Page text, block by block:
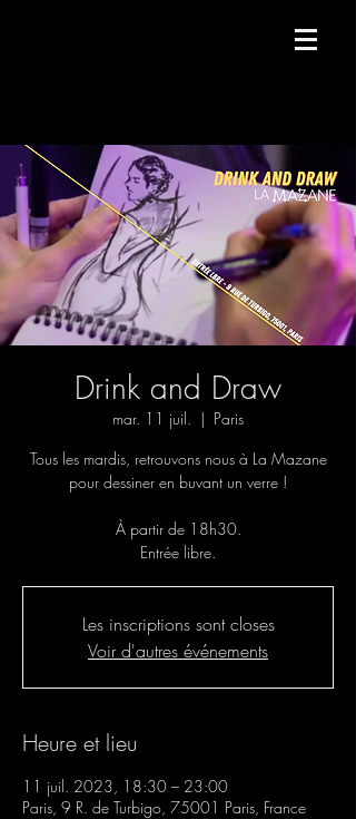
Drink and Draw
mar. 11 juil.
  |
Paris
Tous les mardis, retrouvons nous à La Mazane
pour dessiner en buvant un verre !
À partir de 18h30.
Entrée libre.
Les inscriptions sont closes
Voir d'autres événements
Heure et lieu
11 juil. 2023, 18:30 – 23:00
Paris, 9 R. de Turbigo, 75001 Paris, France